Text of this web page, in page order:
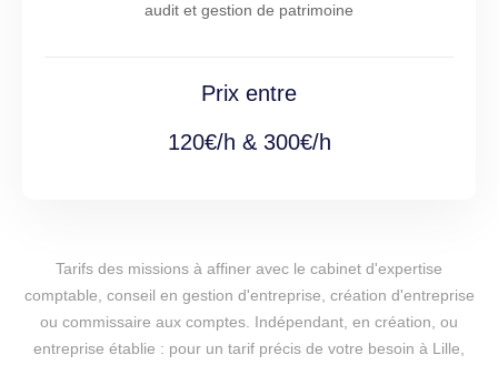
audit et gestion de patrimoine
Prix entre
120€/h & 300€/h
Tarifs des missions à affiner avec le cabinet d'expertise
comptable, conseil en gestion d'entreprise, création d'entreprise
ou commissaire aux comptes. Indépendant, en création, ou
entreprise établie : pour un tarif précis de votre besoin à Lille,